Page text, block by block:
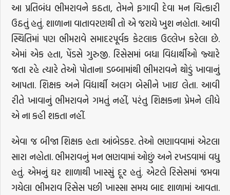
આ પ્રતિબંધ ભીમરાવને કઠતા, તેમને ફગાવી દેવા મન ચિત્કારી
ઉઠતું હતું. શાળાના વાતાવરણથી તો એ જરાયે ખુશ નહોતા. આવી
સ્થિતિમાં પણ ભીમરાવે સમાદરપૂર્વક કેટલાક ઉલ્લેખ કરેલા છે.
એમાં એક હતા, પેંડસે ગુરુજી. રિસેસમાં બધા વિદ્યાર્થીઓ જ્યારે
જતા રહે ત્યારે તેઓ પોતાના ડબ્બામાંથી ભીમરાવને થોડું ખાવાનું
આપતા. શિક્ષક અને વિદ્યાર્થી અલગ બેસીને ખાઇ લેતા. આવી
રીતે ખાવાનું ભીમરાવને ગમતું નહીં, પરંતુ શિક્ષકના પ્રેમને લીધે
એ ના કહી શકતા નહીં.
એવા જ બીજા શિક્ષક હતા આંબેડકર. તેઓ ભણાવવામાં એટલા
સારા નહોતા. ભીમરાવનું મન ભણવામાં ઓછું અને રખડવામાં વધુ
હતું. એમનું ઘર શાળાથી ખાસ્સું દૂર હતું. એટલે રિસેસમાં જમવા
ગયેલા ભીમરાવ રિસેસ પછી ખાસ્સા સમય બાદ શાળામાં આવતા.